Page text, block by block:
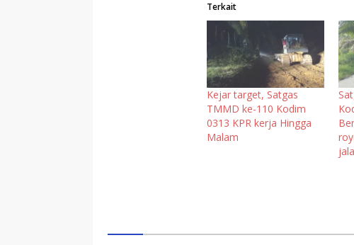
Terkait
Kejar target, Satgas
TMMD ke-110 Kodim
0313 KPR kerja Hingga
Malam
Komentar